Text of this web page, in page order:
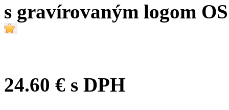
s gravírovaným logom
24.60 € s DPH